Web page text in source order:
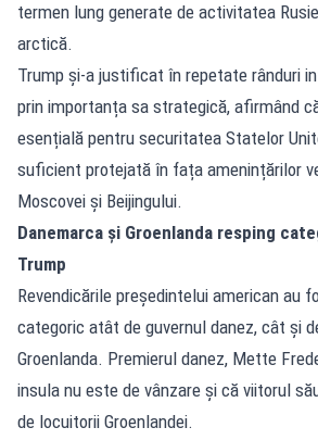
termen lung generate de activitatea
arctică.
Trump și-a justificat în repetate rânduri
prin importanța sa strategică, afirmând
esențială pentru securitatea Statelor
suficient protejată în fața amenințărilor
Moscovei și Beijingului.
Danemarca și Groenlanda resping
Trump
Revendicările președintelui american au
categoric atât de guvernul danez, cât și
Groenlanda. Premierul danez, Mette
insula nu este de vânzare și că viitorul
de locuitorii Groenlandei.